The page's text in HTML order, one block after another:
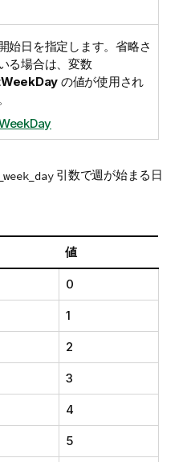
始日を指定します。省略さ
る場合は、変数
の値が使用され
引数で週が始まる日
値
0
1
2
3
4
5